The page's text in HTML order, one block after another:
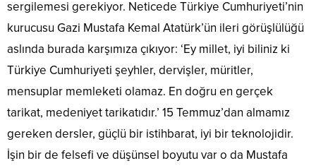
sergilemesi gerekiyor. Neticede Türkiye Cumhuriyeti’nin
kurucusu Gazi Mustafa Kemal Atatürk’ün ileri görüşlülüğü
aslında burada karşımıza çıkıyor: ‘Ey millet, iyi biliniz ki
Türkiye Cumhuriyeti şeyhler, dervişler, müritler,
mensuplar memleketi olamaz. En doğru en gerçek
tarikat, medeniyet tarikatıdır.’ 15 Temmuz’dan almamız
gereken dersler, güçlü bir istihbarat, iyi bir teknolojidir.
İşin bir de felsefi ve düşünsel boyutu var o da Mustafa